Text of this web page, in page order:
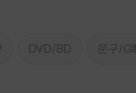
DVD/BD 문구/